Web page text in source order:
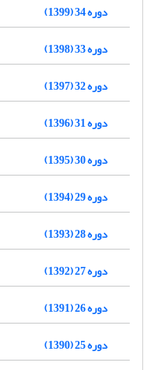
دوره 34 (1399)
دوره 33 (1398)
دوره 32 (1397)
دوره 31 (1396)
دوره 30 (1395)
دوره 29 (1394)
دوره 28 (1393)
دوره 27 (1392)
دوره 26 (1391)
دوره 25 (1390)